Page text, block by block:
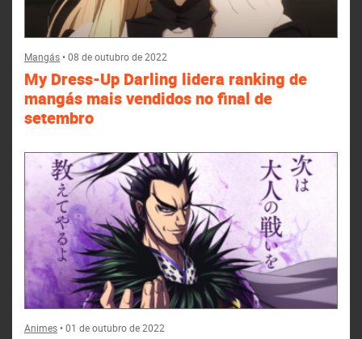
Mangás•08 de outubro de 2022
My Dress-Up Darling lidera ranking de
mangás mais vendidos no final de
setembro
Animes•01 de outubro de 2022